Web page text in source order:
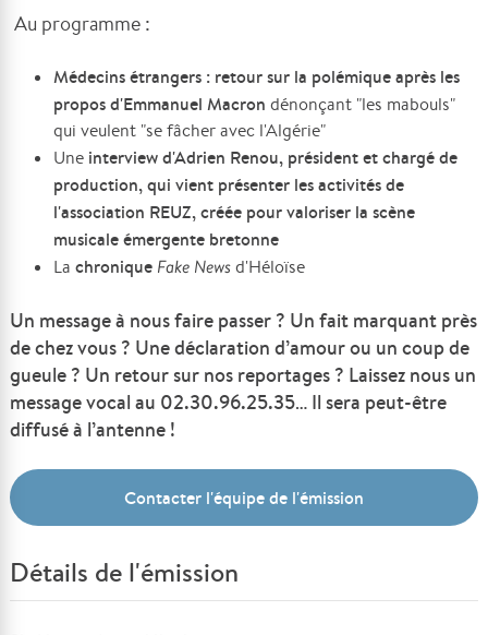
Au programme :
Médecins étrangers : retour sur la polémique après les
propos d'Emmanuel Macrondénonçant "les mabouls"
qui veulent "se fâcher avec l'Algérie"
Une interview d'Adrien Renou, président et chargé de
production, qui vient présenter les activités de
l'association REUZ, créée pour valoriser la scène
musicale émergente bretonne
La chronique Fake News d'Héloïse
Un message à nous faire passer ? Un fait marquant près
de chez vous ? Une déclaration d’amour ou un coup de
gueule ? Un retour sur nos reportages ? Laissez nous un
message vocal au 02.30.96.25.35… Il sera peut-être
diffusé à l’antenne !
Contacter l'équipe de l'émission
Détails de l'émission